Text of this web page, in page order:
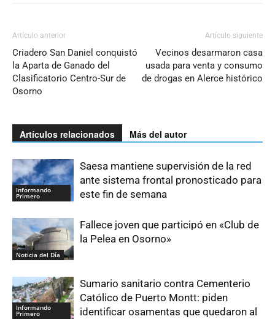
Artículo anterior
Criadero San Daniel conquistó
la Aparta de Ganado del
Clasificatorio Centro-Sur de
Osorno
Artículo siguiente
Vecinos desarmaron casa
usada para venta y consumo
de drogas en Alerce histórico
Artículos relacionados Más del autor
Informando
Primero
Saesa mantiene supervisión de la red
ante sistema frontal pronosticado para
este fin de semana
Noticia del Día
Fallece joven que participó en «Club de
la Pelea en Osorno»
Informando
Primero
Sumario sanitario contra Cementerio
Católico de Puerto Montt: piden
identificar osamentas que quedaron al